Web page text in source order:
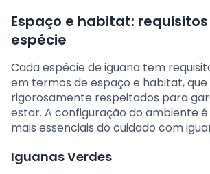
Espaço e habitat:
espécie
Cada espécie de iguana tem
em termos de espaço e habitat,
rigorosamente respeitados para
estar. A configuração do ambiente
mais essenciais do cuidado com
Iguanas Verdes